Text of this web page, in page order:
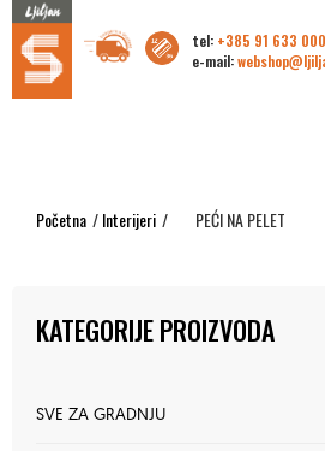
tel: +385 91 633
e-mail:
Početna /Interijeri / PEĆI NA PELET
KATEGORIJE PROIZVODA
SVE ZA GRADNJU